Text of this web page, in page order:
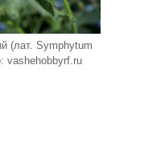
(лат. Symphytum
vashehobbyrf.ru